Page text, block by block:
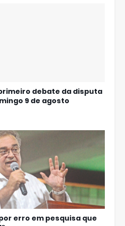
debate da disputa
9 de agosto
erro em pesquisa que